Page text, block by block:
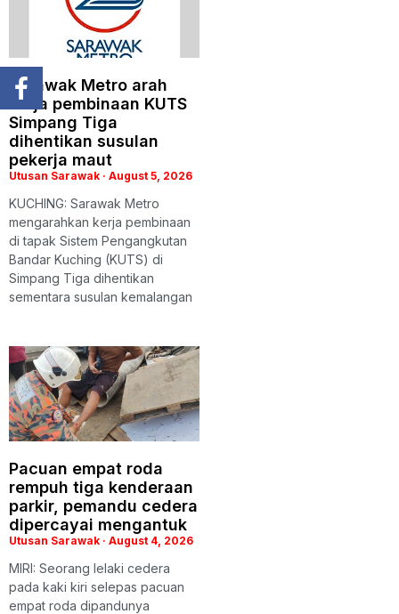
Sarawak Metro arah
kerja pembinaan KUTS
Simpang Tiga
dihentikan susulan
pekerja maut
Utusan Sarawak August 5, 2026
KUCHING: Sarawak Metro
mengarahkan kerja pembinaan
di tapak Sistem Pengangkutan
Bandar Kuching (KUTS) di
Simpang Tiga dihentikan
sementara susulan kemalangan
Pacuan empat roda
rempuh tiga kenderaan
parkir, pemandu cedera
dipercayai mengantuk
Utusan Sarawak August 4, 2026
MIRI: Seorang lelaki cedera
pada kaki kiri selepas pacuan
empat roda dipandunya